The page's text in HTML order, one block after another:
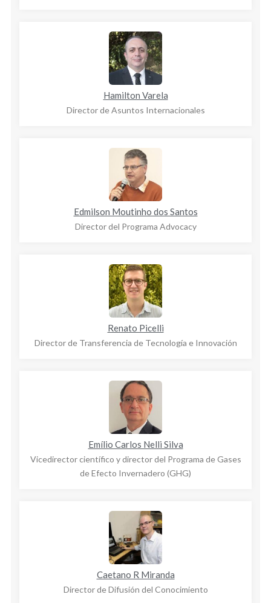
Hamilton Varela
Director de Asuntos Internacionales
Edmilson Moutinho dos Santos
Director del Programa Advocacy
Renato Picelli
Director de Transferencia de Tecnología e Innovación
Emílio Carlos Nelli Silva
Vicedirector científico y director del Programa de Gases
de Efecto Invernadero (GHG)
Caetano R Miranda
Director de Difusión del Conocimiento